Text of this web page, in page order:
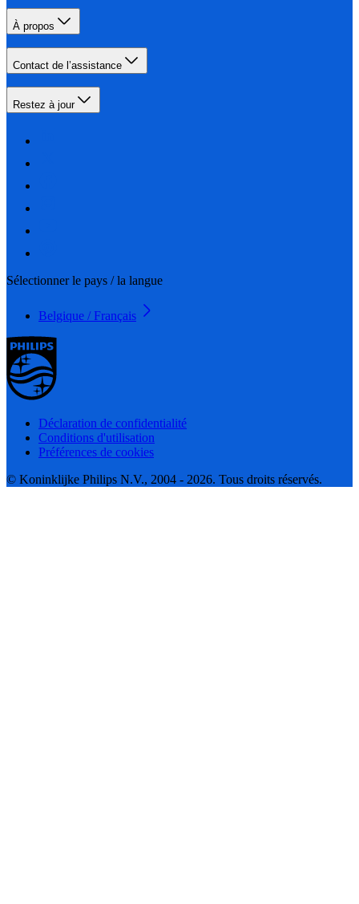
À propos
Contact de l’assistance
Restez à jour
Sélectionner le pays / la langue
Belgique / Français
Déclaration de confidentialité
Conditions d'utilisation
Préférences de cookies
© Koninklijke Philips N.V., 2004 - 2026. Tous droits réservés.